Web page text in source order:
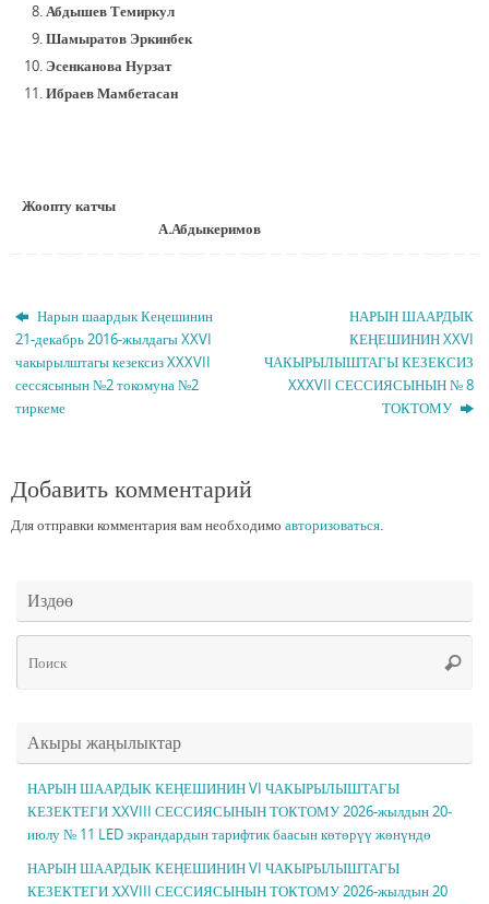
Абдышев Темиркул
Шамыратов Эркинбек
Эсенканова Нурзат
Ибраев Мамбетасан
Жоопту катчы
А.Абдыкеримов
Нарын шаардык Кеңешинин
21-декабрь 2016-жылдагы XXVI
чакырылштагы кезексиз XXXVII
сессясынын №2 токомуна №2
тиркеме
НАРЫН ШААРДЫК
КЕҢЕШИНИН XXVI
ЧАКЫРЫЛЫШТАГЫ КЕЗЕКСИЗ
XXXVII СЕССИЯСЫНЫН № 8
ТОКТОМУ
Добавить комментарий
Для отправки комментария вам необходимо авторизоваться.
Издөө
Поиск
Акыры жаңылыктар
НАРЫН ШААРДЫК КЕҢЕШИНИН VI ЧАКЫРЫЛЫШТАГЫ
КЕЗЕКТЕГИ ХXVIII СЕССИЯСЫНЫН ТОКТОМУ 2026-жылдын 20-
июлу № 11 LED экрандардын тарифтик баасын көтөрүү жөнүндө
НАРЫН ШААРДЫК КЕҢЕШИНИН VI ЧАКЫРЫЛЫШТАГЫ
КЕЗЕКТЕГИ ХXVIII СЕССИЯСЫНЫН ТОКТОМУ 2026-жылдын 20